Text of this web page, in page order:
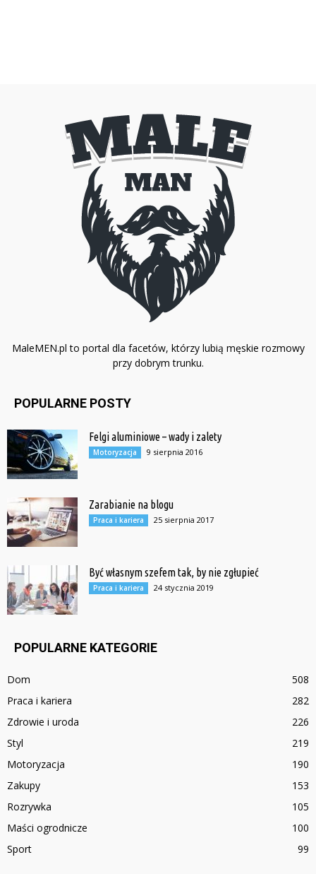
MaleMEN.pl to portal dla facetów, którzy lubią męskie rozmowy
przy dobrym trunku.
POPULARNE POSTY
Felgi aluminiowe – wady i zalety
Motoryzacja 9 sierpnia 2016
Zarabianie na blogu
Praca i kariera 25 sierpnia 2017
Być własnym szefem tak, by nie zgłupieć
Praca i kariera 24 stycznia 2019
POPULARNE KATEGORIE
Dom
508
Praca i kariera
282
Zdrowie i uroda
226
Styl
219
Motoryzacja
190
Zakupy
153
Rozrywka
105
Maści ogrodnicze
100
Sport
99